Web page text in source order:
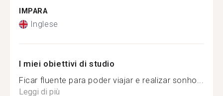
IMPARA
Inglese
I miei obiettivi di studio
Ficar fluente para poder viajar e realizar sonho...
Leggi di più